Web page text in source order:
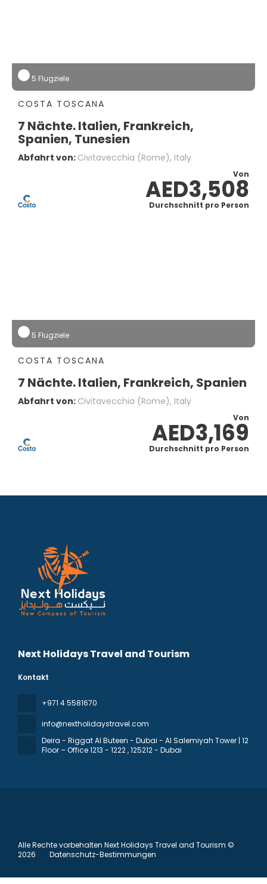
5 Flugziele
COSTA TOSCANA
7 Nächte. Italien, Frankreich,
Spanien, Tunesien
Abfahrt von: Civitavecchia (Rome), Italy
Von
AED3,508
Durchschnitt pro Person
5 Flugziele
COSTA TOSCANA
7 Nächte. Italien, Frankreich, Spanien
Abfahrt von: Civitavecchia (Rome), Italy
Von
AED3,169
Durchschnitt pro Person
Next Holidays Travel and Tourism
Kontakt
+971 4 5581670
info@nextholidaystravel.com
Deira - Riggat Al Buteen - Dubai - Al Salemiyah Tower | 12
Floor – Office 1213 - 1222, 125212 - Dubai
Alle Rechte vorbehalten Next Holidays Travel and Tourism ©
2026
Datenschutz-Bestimmungen